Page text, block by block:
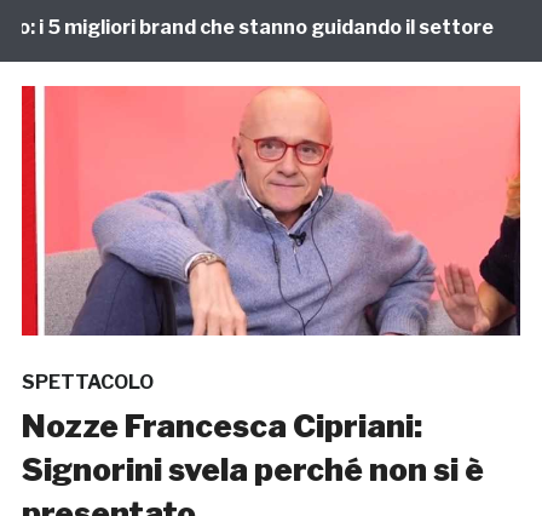
i 5 migliori brand che stanno guidando il settore
SPETTACOLO
Nozze Francesca Cipriani:
Signorini svela perché non si è